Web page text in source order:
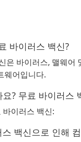
바이러스 백신?
은 바이러스, 맬웨
웨어입니다.
? 무료 바이러스
이러스 백신:
백신으로 인해